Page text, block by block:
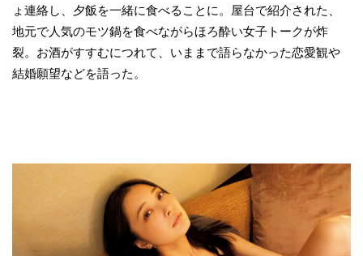
ょ連絡し、夕飯を一緒に食べることに。屋台で紹介された、
地元で人気のモツ鍋を食べながらほろ酔い女子トークが炸
裂。お酒がすすむにつれて、いままで語らなかった恋愛観や
結婚願望などを語った。